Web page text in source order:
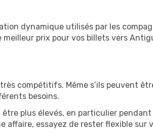
dynamique utilisés par les
prix pour vos billets vers
compétitifs. Même s’ils peuvent
besoins.
plus élevés, en particulier pendant
affaire, essayez de rester flexible sur